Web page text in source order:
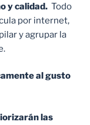
y calidad. Todo
por internet,
y agrupar la
al gusto
las